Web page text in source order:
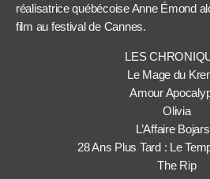
réalisatrice québécoise Anne Émond
film au festival de Cannes.
LES
Le Mage du
Amour
Olivia
L’Affaire
28 Ans Plus Tard : Le
The Rip